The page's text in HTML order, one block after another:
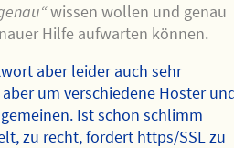
wissen wollen und genau
Hilfe aufwarten können.
aber leider auch sehr
um verschiedene Hoster
Ist schon schlimm
zu recht, fordert https/SSL zu